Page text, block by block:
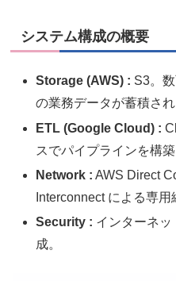
システム構成の概要
Storage (AWS) : S3。
の業務データが蓄積され
ETL (Google Cloud) :
スでパイプラインを構築
Network : AWS Direct
Interconnect による専用
Security : インターネ
成。